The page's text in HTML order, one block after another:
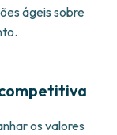
ágeis sobre
os valores